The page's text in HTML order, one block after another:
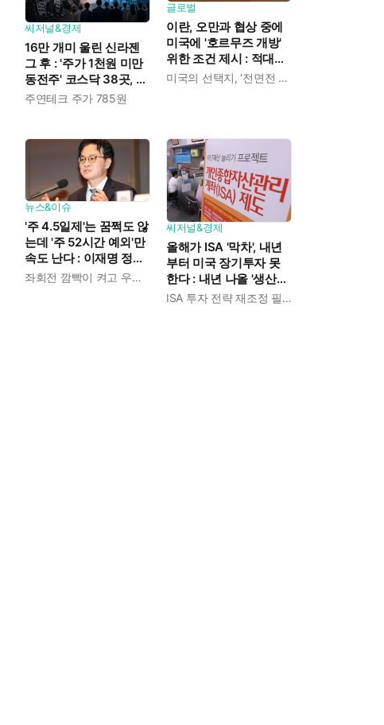
씨저널&경제
16만 개미 울린 신라젠
그 후 : '주가 1천원 미만
동전주' 코스닥 38곳, 코
스피 10곳, 총 48곳 이르
주연테크 주가 785원
글로벌
이란, 오만과 협상 중에
미국에 '호르무즈 개방'
위한 조건 제시 : 적대행
위 중단하고 동결자산 미국의 선택지, '전면전 vs 호르무즈 통제권 인정'
뉴스&이슈
'주 4.5일제'는 꿈쩍도 않
는데 '주 52시간 예외'만
속도 난다 : 이재명 정부
노동 공약 '역주행'
좌회전 깜빡이 켜고 우회전
씨저널&경제
올해가 ISA '막차', 내년
부터 미국 장기투자 못
한다 : 내년 나올 '생산적
금융 ISA'에도 주목
ISA 투자 전략 재조정 필요!